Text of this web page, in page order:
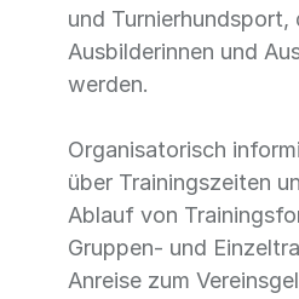
und Turnierhundsport,
Ausbilderinnen und
werden.
Organisatorisch
über Trainingszeiten
Ablauf von
Gruppen- und
Anreise zum